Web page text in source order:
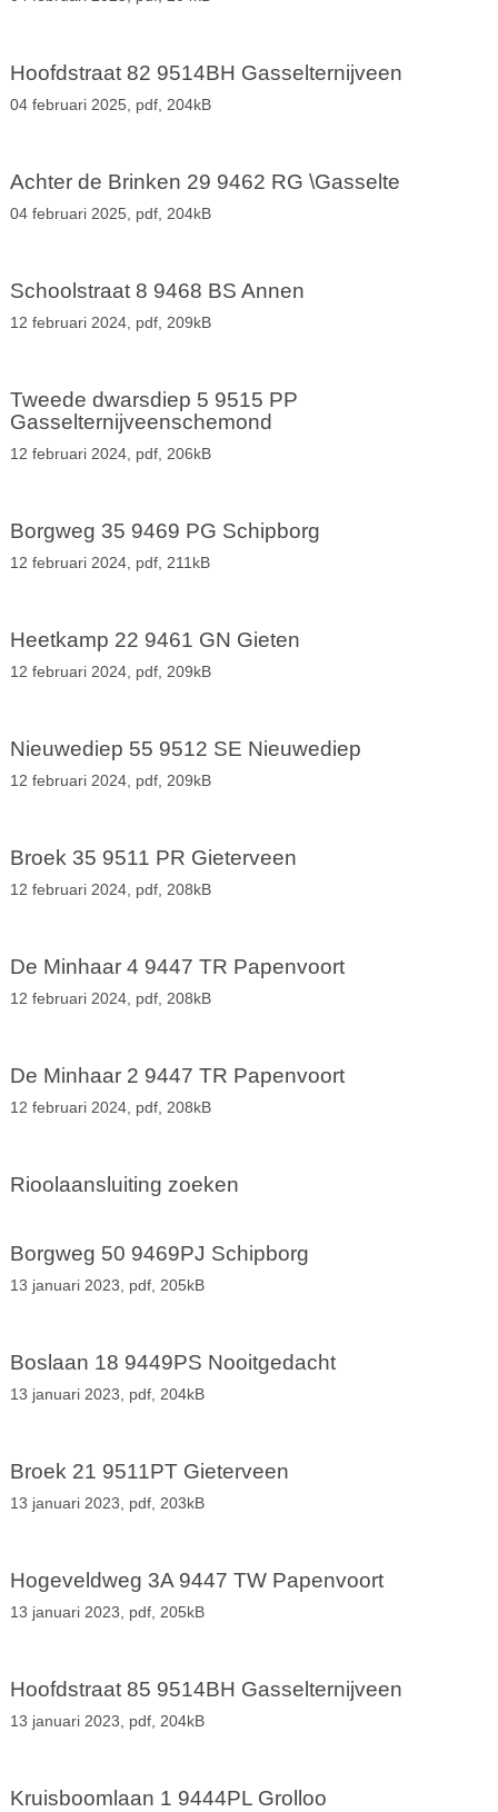
Hoofdstraat 82 9514BH Gasselternijveen
04 februari 2025, pdf, 204kB
Achter de Brinken 29 9462 RG \Gasselte
04 februari 2025, pdf, 204kB
Schoolstraat 8 9468 BS Annen
12 februari 2024, pdf, 209kB
Tweede dwarsdiep 5 9515 PP
Gasselternijveenschemond
12 februari 2024, pdf, 206kB
Borgweg 35 9469 PG Schipborg
12 februari 2024, pdf, 211kB
Heetkamp 22 9461 GN Gieten
12 februari 2024, pdf, 209kB
Nieuwediep 55 9512 SE Nieuwediep
12 februari 2024, pdf, 209kB
Broek 35 9511 PR Gieterveen
12 februari 2024, pdf, 208kB
De Minhaar 4 9447 TR Papenvoort
12 februari 2024, pdf, 208kB
De Minhaar 2 9447 TR Papenvoort
12 februari 2024, pdf, 208kB
Rioolaansluiting zoeken
Borgweg 50 9469PJ Schipborg
13 januari 2023, pdf, 205kB
Boslaan 18 9449PS Nooitgedacht
13 januari 2023, pdf, 204kB
Broek 21 9511PT Gieterveen
13 januari 2023, pdf, 203kB
Hogeveldweg 3A 9447 TW Papenvoort
13 januari 2023, pdf, 205kB
Hoofdstraat 85 9514BH Gasselternijveen
13 januari 2023, pdf, 204kB
Kruisboomlaan 1 9444PL Grolloo